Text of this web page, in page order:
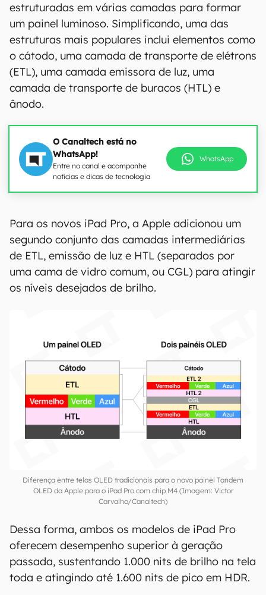
estruturadas em várias camadas para formar
um painel luminoso. Simplificando, uma das
estruturas mais populares inclui elementos como
o cátodo, uma camada de transporte de elétrons
(ETL), uma camada emissora de luz, uma
camada de transporte de buracos (HTL) e
ânodo.
O Canaltech está no
WhatsApp!
Entre no canal e acompanhe
notícias e dicas de tecnologia
WhatsApp
Para os novos iPad Pro, a Apple adicionou um
segundo conjunto das camadas intermediárias
de ETL, emissão de luz e HTL (separados por
uma cama de vidro comum, ou CGL) para atingir
os níveis desejados de brilho.